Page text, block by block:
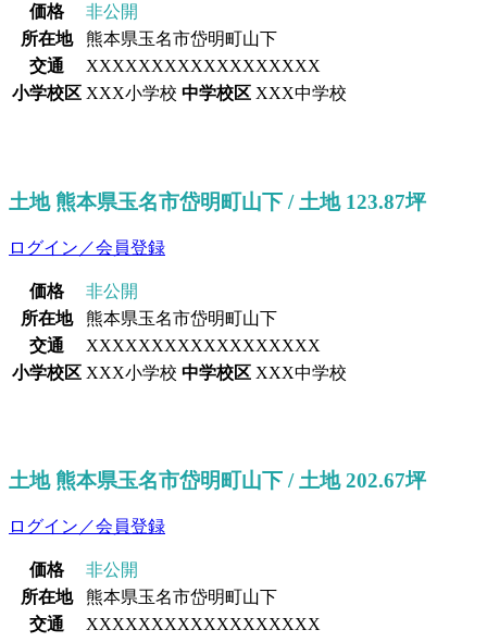
価格
非公開
所在地
熊本県玉名市岱明町山下
交通
XXXXXXXXXXXXXXXXXX
小学校区 XXX小学校 中学校区 XXX中学校
土地 熊本県玉名市岱明町山下 / 土地 123.87坪
ログイン／会員登録
価格
非公開
所在地
熊本県玉名市岱明町山下
交通
XXXXXXXXXXXXXXXXXX
小学校区 XXX小学校 中学校区 XXX中学校
土地 熊本県玉名市岱明町山下 / 土地 202.67坪
ログイン／会員登録
価格
非公開
所在地
熊本県玉名市岱明町山下
交通
XXXXXXXXXXXXXXXXXX